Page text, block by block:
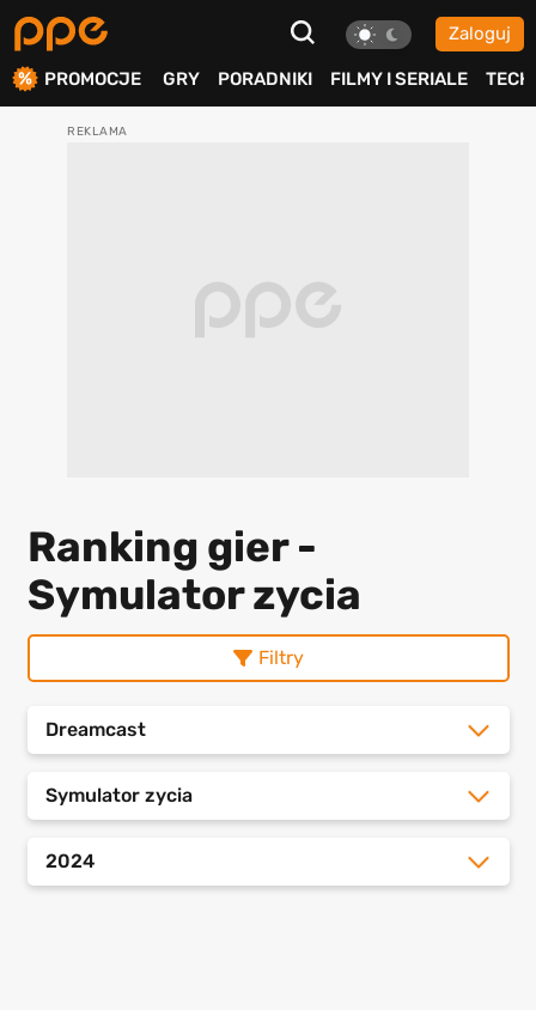
Zaloguj
PROMOCJE GRY PORADNIKI FILMY I SERIALE TECH
Ranking gier -
Symulator zycia
Filtry
Dreamcast
Symulator zycia
2024